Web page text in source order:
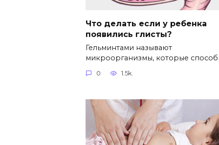
Что делать если у ребенка
появились глисты?
Гельминтами называют
микроорганизмы, которые
0 1.5k.